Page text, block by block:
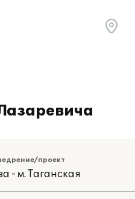
проект
- м. Таганская